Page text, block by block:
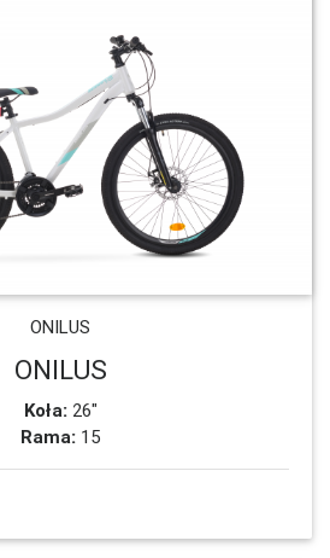
ONILUS
ONILUS
Koła: 26"
Rama: 15